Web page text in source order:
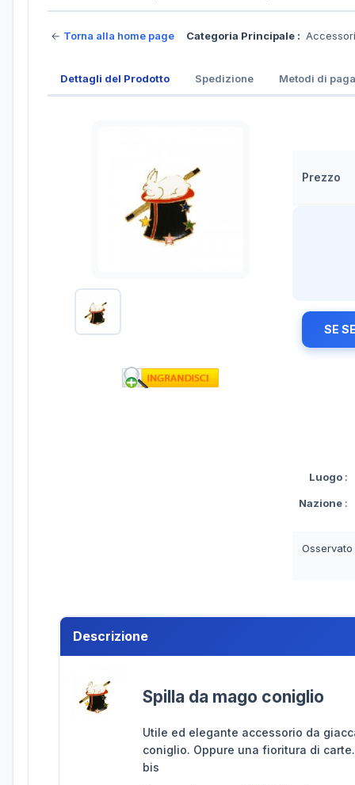
← Torna alla home page Categoria Principale :
Dettagli del Prodotto Spedizione Metodi di
Prezzo
SE
Luogo :
Nazione :
Descrizione
Spilla da mago coniglio
Utile ed elegante accessorio da
coniglio. Oppure una fioritura di
bis